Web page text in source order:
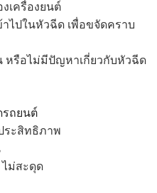
เครื่องยนต์
ไปในหัวฉีด เพื่อขจัดคราบ
หรือไม่มีปัญหาเกี่ยวกับหัวฉีด
รถยนต์
ระสิทธิภาพ
ไม่สะดุด